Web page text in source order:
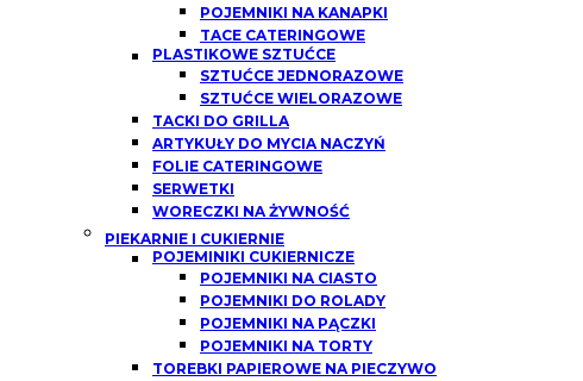
POJEMNIKI NA KANAPKI
TACE CATERINGOWE
PLASTIKOWE SZTUĆCE
SZTUĆCE JEDNORAZOWE
SZTUĆCE WIELORAZOWE
TACKI DO GRILLA
ARTYKUŁY DO MYCIA NACZYŃ
FOLIE CATERINGOWE
SERWETKI
WORECZKI NA ŻYWNOŚĆ
PIEKARNIE I CUKIERNIE
POJEMINIKI CUKIERNICZE
POJEMNIKI NA CIASTO
POJEMNIKI DO ROLADY
POJEMNIKI NA PĄCZKI
POJEMNIKI NA TORTY
TOREBKI PAPIEROWE NA PIECZYWO